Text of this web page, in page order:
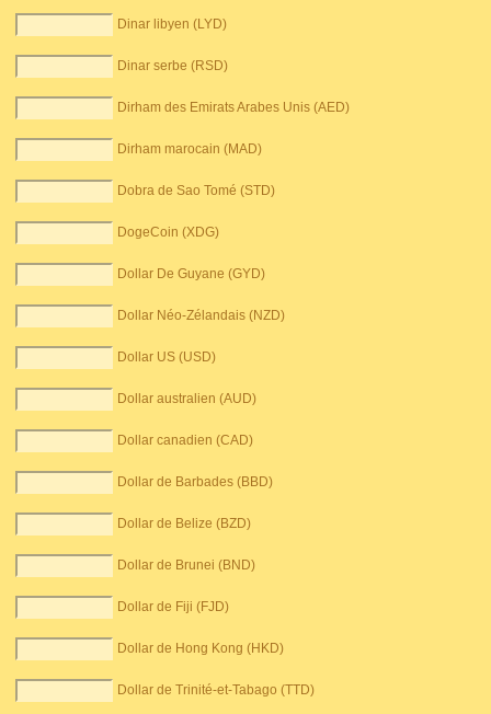
Dinar libyen (LYD)
Dinar serbe (RSD)
Dirham des Emirats Arabes Unis (AED)
Dirham marocain (MAD)
Dobra de Sao Tomé (STD)
DogeCoin (XDG)
Dollar De Guyane (GYD)
Dollar Néo-Zélandais (NZD)
Dollar US (USD)
Dollar australien (AUD)
Dollar canadien (CAD)
Dollar de Barbades (BBD)
Dollar de Belize (BZD)
Dollar de Brunei (BND)
Dollar de Fiji (FJD)
Dollar de Hong Kong (HKD)
Dollar de Trinité-et-Tabago (TTD)